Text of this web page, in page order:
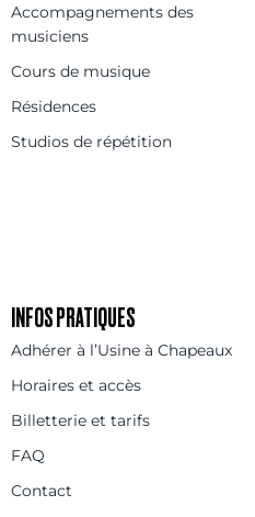
Accompagnements des
musiciens
Cours de musique
Résidences
Studios de répétition
INFOS PRATIQUES
Adhérer à l’Usine à Chapeaux
Horaires et accès
Billetterie et tarifs
FAQ
Contact